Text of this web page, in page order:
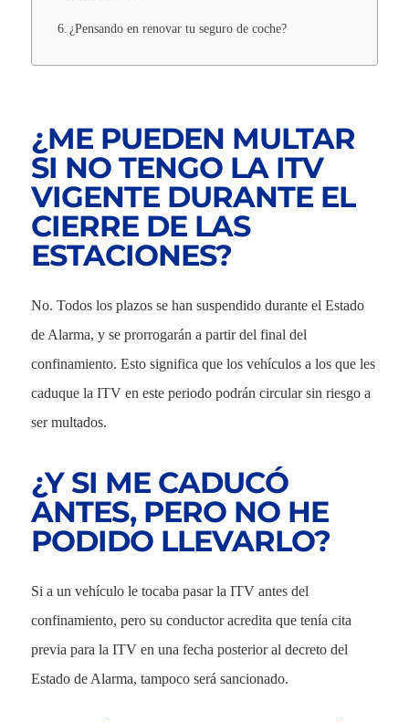
¿Pensando en renovar tu seguro de coche?
¿ME PUEDEN MULTAR
SI NO TENGO LA ITV
VIGENTE DURANTE EL
CIERRE DE LAS
ESTACIONES?
No. Todos los plazos se han suspendido durante el Estado
de Alarma, y se prorrogarán a partir del final del
confinamiento. Esto significa que los vehículos a los que les
caduque la ITV en este periodo podrán circular sin riesgo a
ser multados.
¿Y SI ME CADUCÓ
ANTES, PERO NO HE
PODIDO LLEVARLO?
Si a un vehículo le tocaba pasar la ITV antes del
confinamiento, pero su conductor acredita que tenía cita
previa para la ITV en una fecha posterior al decreto del
Estado de Alarma, tampoco será sancionado.